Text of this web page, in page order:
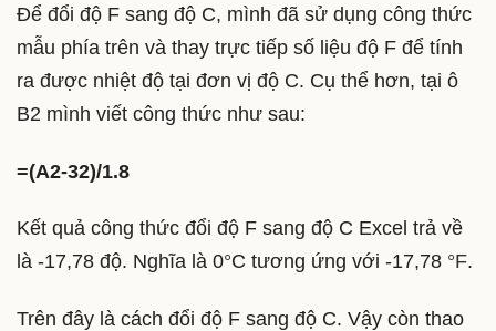
Để đổi độ F sang độ C, mình đã sử dụng công thức
mẫu phía trên và thay trực tiếp số liệu độ F để tính
ra được nhiệt độ tại đơn vị độ C. Cụ thể hơn, tại ô
B2 mình viết công thức như sau:
=(A2-32)/1.8
Kết quả công thức đổi độ F sang độ C Excel trả về
là -17,78 độ. Nghĩa là 0°C tương ứng với -17,78 °F.
Trên đây là cách đổi độ F sang độ C. Vậy còn thao